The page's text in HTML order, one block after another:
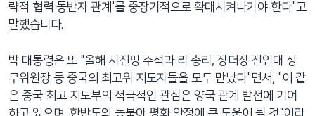
략적 협력 동반자 관계'를 중장기적으로 확대시켜나가야 한다"고
말했습니다.
박 대통령은 또 "올해 시진핑 주석과 리 총리, 장더장 전인대 상
무위원장 등 중국의 최고위 지도자들을 모두 만났다"면서, "이 같
은 중국 최고 지도부의 적극적인 관심은 양국 관계 발전에 기여
하고 있으며, 한반도와 동북아 평화 안정에 큰 도움이 될 것"이라